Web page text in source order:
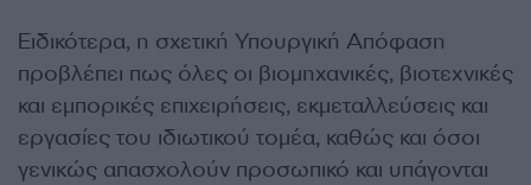
Ειδικότερα, η σχετική Υπουργική Απόφαση
προβλέπει πως όλες οι βιομηχανικές, βιοτεχνικές
και εμπορικές επιχειρήσεις, εκμεταλλεύσεις και
εργασίες του ιδιωτικού τομέα, καθώς και όσοι
γενικώς απασχολούν προσωπικό και υπάγονται